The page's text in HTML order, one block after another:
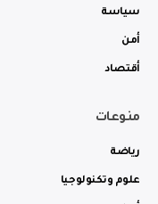
سياسة
أمن
أقتصاد
منوعات
رياضة
علوم وتكنولوجيا